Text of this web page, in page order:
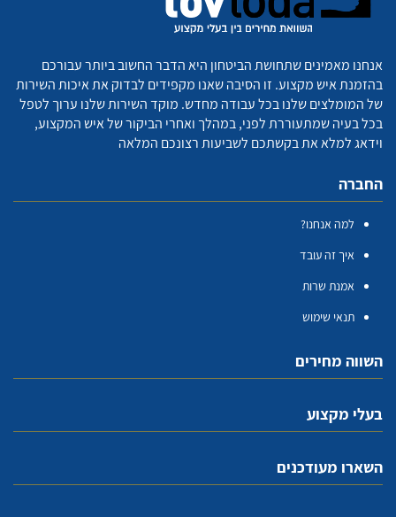
אנחנו מאמינים שתחושת הביטחון היא הדבר החשוב ביותר עבורכם
בהזמנת איש מקצוע. זו הסיבה שאנו מקפידים לבדוק את איכות השירות
של המומלצים שלנו בכל עבודה מחדש. מוקד השירות שלנו ערוך לטפל
בכל בעיה שמתעוררת לפני, במהלך ואחרי הביקור של איש המקצוע,
וידאג למלא את בקשתכם לשביעות רצונכם המלאה
החברה
למה אנחנו?
איך זה עובד
אמנת שרות
תנאי שימוש
השווה מחירים
בעלי מקצוע
השארו מעודכנים